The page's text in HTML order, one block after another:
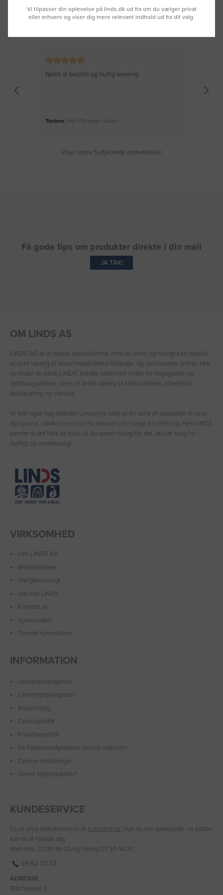
Nemt at bestille og hurtig levering
Torben , For 170 dage siden
Viser vores 5-stjernede anmeldelser.
Få gode tips om produkter direkte i din mail
JA TAK!
OM LINDS AS
LINDS AS er et dansk handelsfirma, hvor du nemt og hurtigt kan bestille
et stort udvalg af branchespecifikke forbrugs- og servicevarer online. Hos
os finder du både LINDS′ kendte sortiment inden for dagligvarer og
landbrugsartikler, samt et bredt udvalg af kontorartikler, arbejdstøj,
beklædning og værktøj.
Vi står også bag brandet Lincozym, som er en serie af produkter til vask
og opvask, udviklet med omhu baseret på mange års erfaring. Hos LINDS
samler vi det hele ét sted, så du sparer tid og får det, du har brug for –
hurtigt og overskueligt.
VIRKSOMHED
Om LINDS AS
Medarbejdere
Sælgeroversigt
Job hos LINDS
Kontakt os
Sponsorater
Tilmeld nyhedsbrev
INFORMATION
Handelsbetingelser
Leveringsbetingelser
Returnering
Cookiepolitik
Privatlivspolitik
Se Fødevarestyrelsens smiley-rapporter
Cookie-indstillinger
Glemt adgangskode?
KUNDESERVICE
Du er altid velkommen til at kontakte os, hvis du har spørgsmål - vi sidder
klar til at hjælpe dig.
Man-tors: 07.30-16.00 og fredag 07.30-14.00.
99 92 02 33
ADRESSE
Blüchersvej 3
Vi tilpasser din oplevelse på linds.dk ud fra om du vælger privat
eller erhverv og viser dig mere relevant indhold ud fra dit valg.